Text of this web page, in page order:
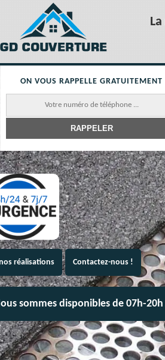
réalisations Contactez-nous !
sommes disponibles de 07h-
ON VOUS RAPPELLE GRATUITEMENT